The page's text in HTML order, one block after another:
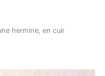
hermine, en cuir